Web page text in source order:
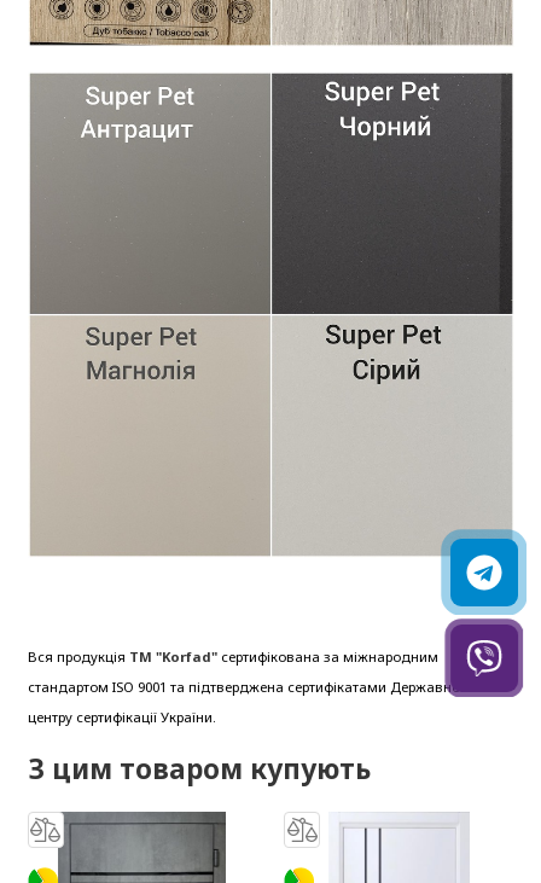
Вся продукція ТМ "Korfad"сертифікована за міжнародним
стандартом ISO 9001 та підтверджена сертифікатами Державного
центру сертифікації України.
З цим товаром купують